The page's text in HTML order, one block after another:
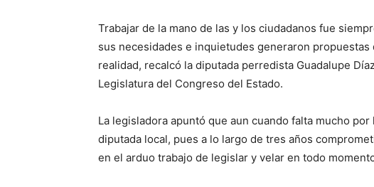
Trabajar de la mano de las y los ciudadanos fue
sus necesidades e inquietudes generaron
realidad, recalcó la diputada perredista Guadalupe
Legislatura del Congreso del Estado.
La legisladora apuntó que aun cuando falta mucho
diputada local, pues a lo largo de tres años
en el arduo trabajo de legislar y velar en todo